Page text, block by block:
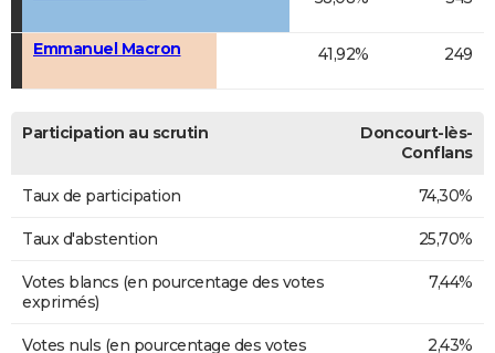
Emmanuel Macron 41,92% 249
Participation au scrutin
Doncourt-lès-
Conflans
Taux de participation 74,30%
Taux d'abstention 25,70%
Votes blancs (en pourcentage des votes
exprimés)
7,44%
Votes nuls (en pourcentage des votes
2,43%